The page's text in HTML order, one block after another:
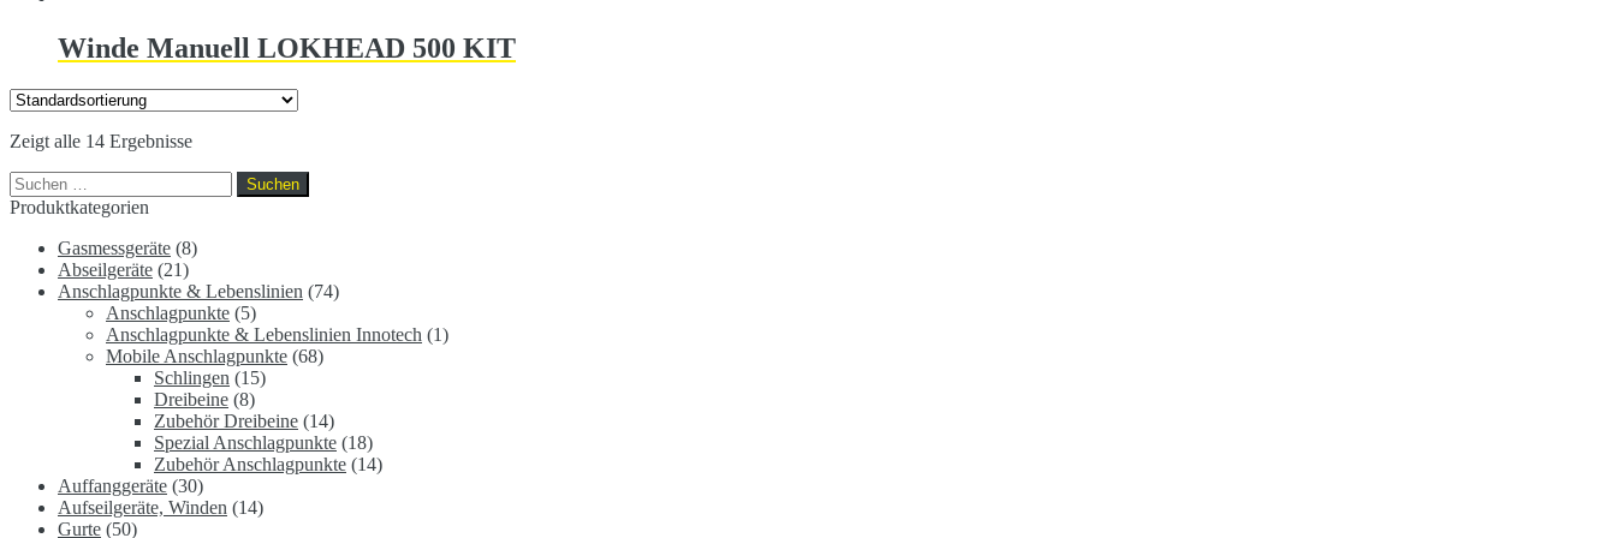
Winde Manuell LOKHEAD 500 KIT
Zeigt alle 14 Ergebnisse
Suchen
nach:
Produktkategorien
Gasmessgeräte (8)
Abseilgeräte (21)
Anschlagpunkte & Lebenslinien (74)
Anschlagpunkte (5)
Anschlagpunkte & Lebenslinien Innotech (1)
Mobile Anschlagpunkte (68)
Schlingen (15)
Dreibeine (8)
Zubehör Dreibeine (14)
Spezial Anschlagpunkte (18)
Zubehör Anschlagpunkte (14)
Auffanggeräte (30)
Aufseilgeräte, Winden (14)
Gurte (50)